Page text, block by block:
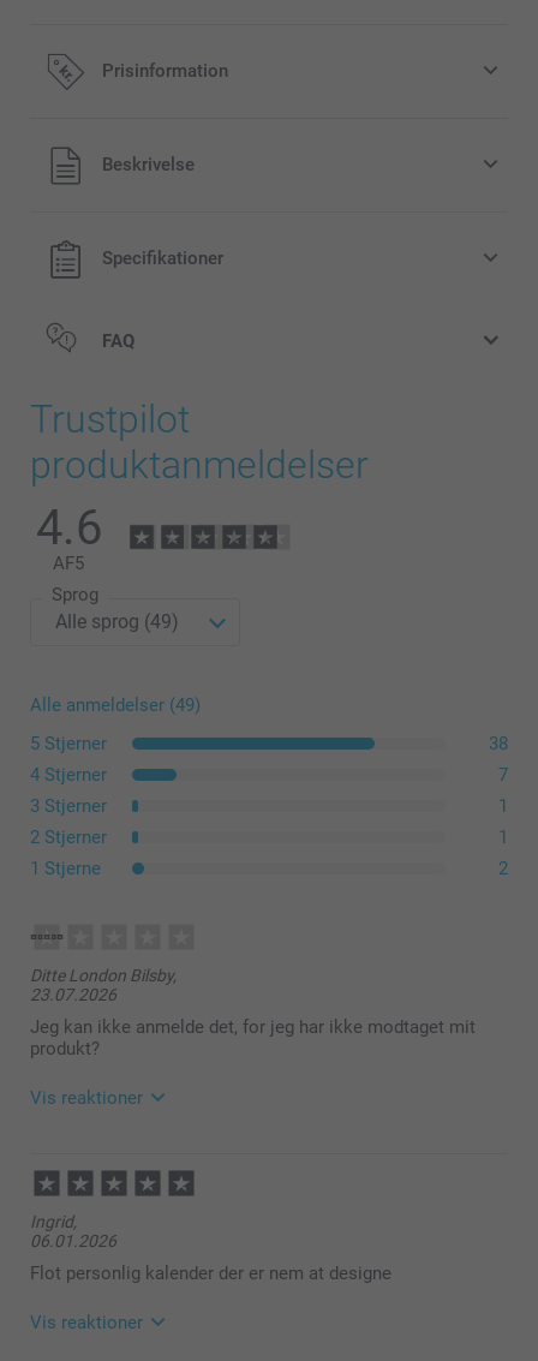
Prisinformation
Alle priser inklusive moms og uden
forsendelsesomkostninger
Beskrivelse
Specifikationer
FAQ
Trustpilot
produktanmeldelser
4.6
AF5
Sprog
Alle anmeldelser (49)
5 Stjerner
38
4 Stjerner
7
3 Stjerner
1
2 Stjerner
1
1 Stjerne
2
Ditte London Bilsby,
23.07.2026
Jeg kan ikke anmelde det, for jeg har ikke modtaget mit
produkt?
Vis reaktioner
11:25
Hej Ditte,
bestilling af din kalender, som vi har sendt afsted i
går. Den er nu på vej til dig och bør lande i din
postkasse eller ved dit udleveringssted inden for ca.
5 hverdage.
Varme hilsner
Ingrid,
06.01.2026
Flot personlig kalender der er nem at designe
Vis reaktioner